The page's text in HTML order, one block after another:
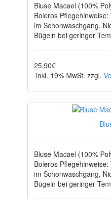
Bluse Macael (100%
Boleros
im Schonwaschgang,
Bügeln bei geringer
25,90€
inkl. 19% MwSt. zzgl.
Bluse Macael (100%
Boleros
im Schonwaschgang,
Bügeln bei geringer